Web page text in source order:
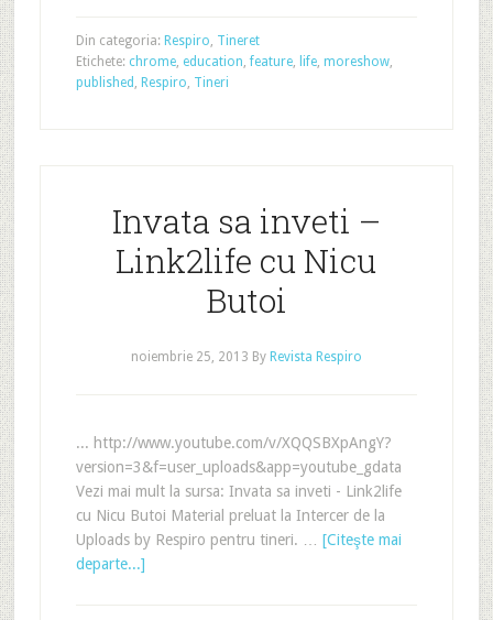
Din categoria: Respiro, Tineret
Etichete: chrome, education,feature, life, moreshow,
published , Respiro, Tineri
Invata sa inveti –
Link2life cu Nicu
Butoi
noiembrie 25, 2013 By Revista Respiro
... http://www.youtube.com/v/XQQSBXpAngY?
version=3&f=user_uploads&app=youtube_gdata
Vezi mai mult la sursa: Invata sa inveti - Link2life
cu Nicu Butoi Material preluat la Intercer de la
Uploads by Respiro pentru tineri. … [Citeşte mai
departe...]